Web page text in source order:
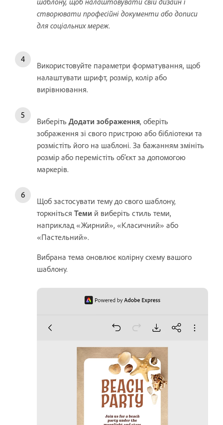
створювати професійні документи або дописи
для соціальних мереж.
Використовуйте параметри форматування, щоб
налаштувати шрифт, розмір, колір або
вирівнювання.
ВиберітьДодати зображення, оберіть
зображення зі свого пристрою або бібліотеки та
розмістіть його на шаблоні. За бажанням змініть
розмір або перемістіть об’єкт за допомогою
маркерів.
Щоб застосувати тему до свого шаблону,
торкніться Теми й виберіть стиль теми,
наприклад «Жирний», «Класичний» або
«Пастельний».
Вибрана тема оновлює колірну схему вашого
шаблону.